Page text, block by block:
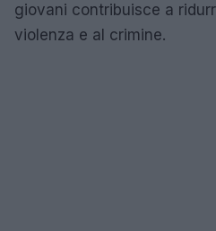
giovani contribuisce a
violenza e al crimine.